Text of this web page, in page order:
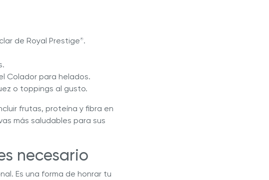
de Royal Prestige®.
Colador para helados.
o toppings al gusto.
frutas, proteína y fibra en
más saludables para sus
necesario
Es una forma de honrar tu